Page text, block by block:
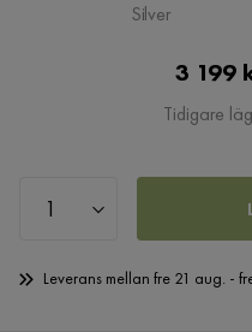
Silver
3 199
Tidigare
Leverans mellan fre 21 aug. -